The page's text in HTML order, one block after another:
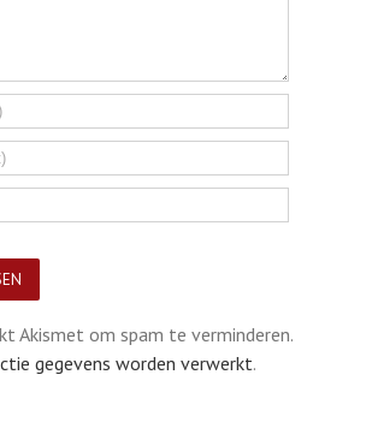
Akismet om spam te verminderen.
gegevens worden verwerkt.